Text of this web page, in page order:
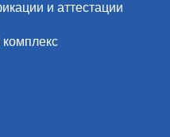
и аттестации